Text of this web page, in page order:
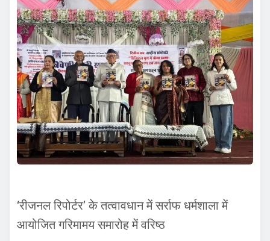
‘रीजनल रिपोर्टर’ के तत्वावधान में सर्राफ धर्मशाला में
आयोजित गरिमामय समारोह में वरिष्ठ